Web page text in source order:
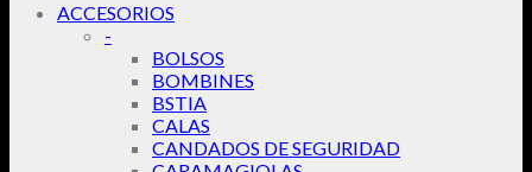
ACCESORIOS
-
BOLSOS
BOMBINES
BSTIA
CALAS
CANDADOS DE SEGURIDAD